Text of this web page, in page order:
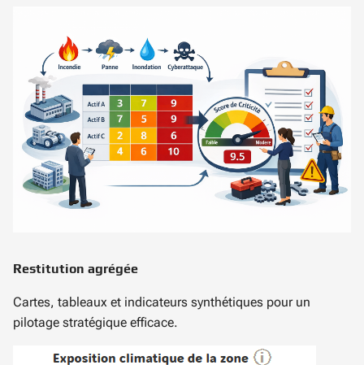
Restitution agrégée
Cartes, tableaux et indicateurs synthétiques pour un
pilotage stratégique efficace.